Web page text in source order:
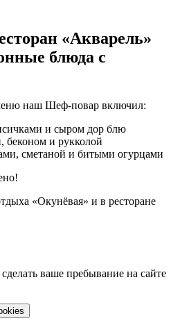
«Акварель»
блюда с
наш Шеф-повар включил:
и сыром дор блю
беконом и рукколой
сметаной и битыми огурцами
«Окунёвая» и в ресторане
ваше пребывание на сайте